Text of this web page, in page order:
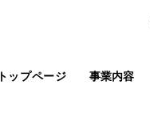
トップページ 事業内容